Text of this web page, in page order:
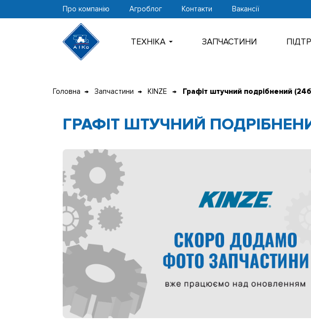
Про компанію Агроблог Контакти Вакансії
ТЕХНIКА ЗАПЧАСТИНИ
Головна Запчастини KINZE Графіт штучний подрібнений
ГРАФІТ ШТУЧНИЙ